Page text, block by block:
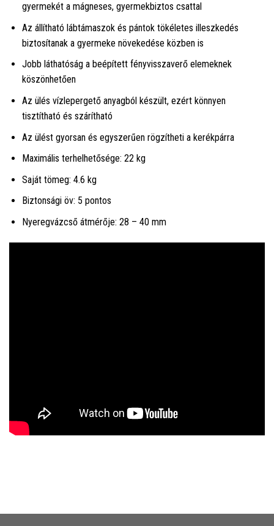
gyermekét a mágneses, gyermekbiztos csattal
Az állítható lábtámaszok és pántok tökéletes illeszkedés
biztosítanak a gyermeke növekedése közben is
Jobb láthatóság a beépített fényvisszaverő elemeknek
köszönhetően
Az ülés vízlepergető anyagból készült, ezért könnyen
tisztítható és szárítható
Az ülést gyorsan és egyszerűen rögzítheti a kerékpárra
Maximális terhelhetősége: 22 kg
Saját tömeg: 4.6 kg
Biztonsági öv: 5 pontos
Nyeregvázcső átmérője: 28 – 40 mm